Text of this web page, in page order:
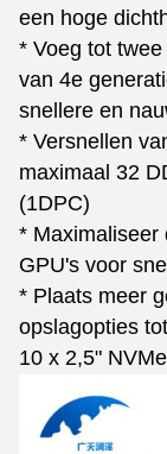
een hoge
* Voeg tot
van 4e
snellere en
* Versnellen
maximaal 32
(1DPC)
* Maximaliseer
GPU's voor
* Plaats meer
opslagopties
10 x 2,5"